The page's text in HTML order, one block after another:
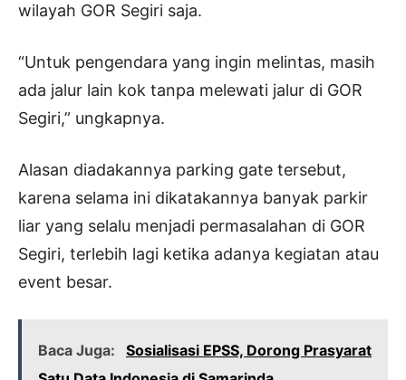
wilayah GOR Segiri saja.
“Untuk pengendara yang ingin melintas, masih
ada jalur lain kok tanpa melewati jalur di GOR
Segiri,” ungkapnya.
Alasan diadakannya parking gate tersebut,
karena selama ini dikatakannya banyak parkir
liar yang selalu menjadi permasalahan di GOR
Segiri, terlebih lagi ketika adanya kegiatan atau
event besar.
Baca Juga:
Sosialisasi EPSS, Dorong Prasyarat